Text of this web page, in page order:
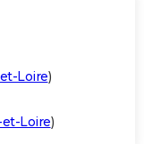
Loire)
et-Loire)